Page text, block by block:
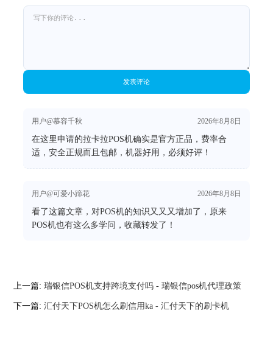
发表评论
用户@慕容千秋 2026年8月8日
在这里申请的拉卡拉POS机确实是官方正品，费率合
适，安全正规而且包邮，机器好用，必须好评！
用户@可爱小蹄花 2026年8月8日
看了这篇文章，对POS机的知识又又又增加了，原来
POS机也有这么多学问，收藏转发了！
上一篇:瑞银信POS机支持跨境支付吗 - 瑞银信pos机代理政策
下一篇:汇付天下POS机怎么刷信用ka - 汇付天下的刷卡机